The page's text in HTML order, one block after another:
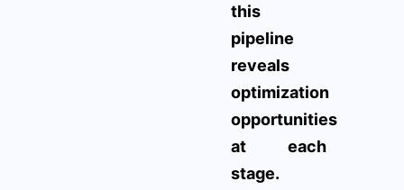
this
pipeline
reveals
optimization
opportunities
at each
stage.